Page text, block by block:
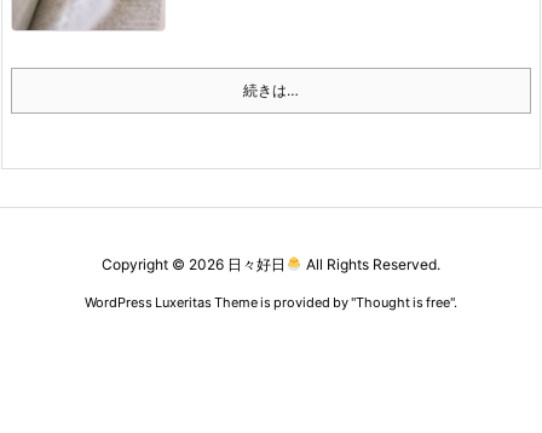
続きは…
Copyright © 2026 日々好日 All Rights Reserved.
WordPress Luxeritas Theme is provided by "Thought is free".